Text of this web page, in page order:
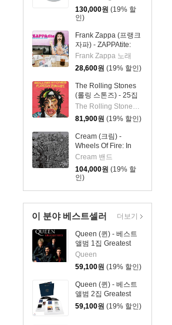
리어 컬러 2LP]
130,000원 (19% 할
인)
Frank Zappa (프랭크
자파) - ZAPPAtite:
Frank Zappas
Tastiest Tracks
Frank Zappa 노래
28,600원 (19% 할인)
The Rolling Stones
(롤링 스톤즈) - 25집
Foreign Tongues
[2LP]
The Rolling Stones 밴드
81,900원 (19% 할인)
Cream (크림) -
Wheels Of Fire: In
The Studio [3LP]
Cream 밴드
104,000원 (19% 할
인)
이 분야 베스트셀러
Queen (퀸) - 베스트
앨범 1집 Greatest
Hits I [2LP]
Queen
59,100원 (19% 할인)
Queen (퀸) - 베스트
앨범 2집 Greatest
Hits II [2LP]
59,100원 (19% 할인)
더보기